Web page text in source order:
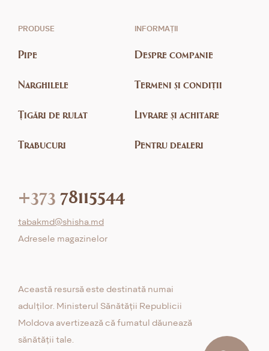
PRODUSE
Pipe
Narghilele
Țigări de rulat
Trabucuri
INFORMAȚII
Despre companie
Termeni și condiții
Livrare și achitare
Pentru dealeri
+373 78115544
tabakmd@shisha.md
Adresele magazinelor
Această resursă este destinată numai
adulților. Ministerul Sănătății Republicii
Moldova avertizează că fumatul dăunează
sănătății tale.